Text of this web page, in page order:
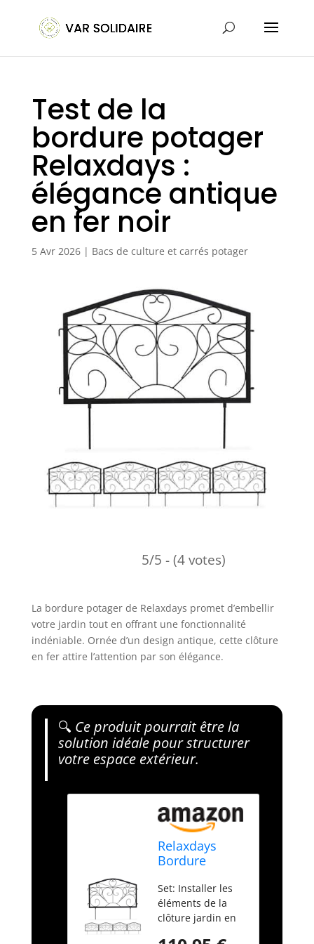
Test de la
bordure potager
Relaxdays :
élégance antique
en fer noir
5 Avr 2026| Bacs de culture et carrés potager
5/5 - (4 votes)
La bordure potager de Relaxdays promet d’embellir
votre jardin tout en offrant une fonctionnalité
indéniable. Ornée d’un design antique, cette clôture
en fer attire l’attention par son élégance.
🔍 Ce produit pourrait être la
solution idéale pour structurer
votre espace extérieur.
Relaxdays
Bordure
éléments,
clôture Jardin,
Fer, Antique,
Set: Installer les
éléments de la
clôture jardin en